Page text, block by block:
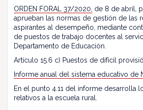
ORDEN FORAL 37/2020, de 8 de abril,
aprueban las normas de gestión de las
aspirantes al desempeño, mediante
de puestos de trabajo docentes al
Departamento de Educación.
Artículo 15.6 c) Puestos de difícil
Informe anual del sistema educativo de
En el punto 4.11 del informe desarrolla
relativos a la escuela rural.